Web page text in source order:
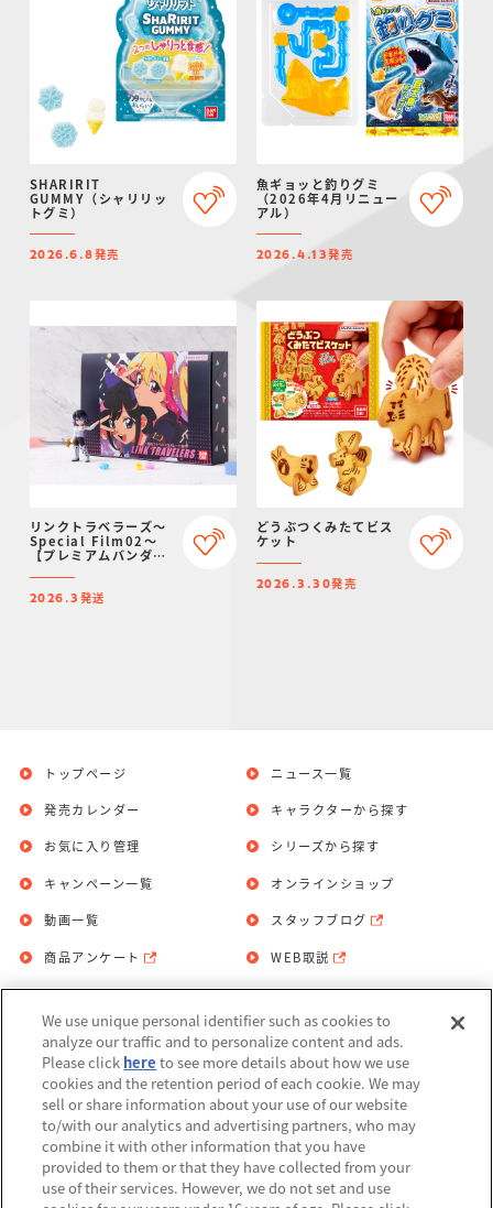
SHARIRIT
GUMMY（シャリリッ
トグミ）
2026.6.8発売
魚ギョッと釣りグミ
（2026年4月リニュー
アル）
2026.4.13発売
リンクトラベラーズ～
Special Film02～
【プレミアムバンダイ
2026.3 発送
どうぶつくみたてビス
ケット
2026.3.30発売
トップページ
発売カレンダー
お気に入り管理
ニュース一覧
キャラクターから探す
シリーズから探す
キャンペーン一覧
動画一覧
商品アンケート
オンラインショップ
スタッフブログ
WEB取説
お問い合わせ 個人情報保護方針
利用規約
Do Not Sell or Share My Personal
Information
アレルギー情報
We use unique personal identifier such as cookies to
analyze our traffic and to personalize content and ads.
Please click here to see more details about how we use
cookies and the retention period of each cookie. We may
sell or share information about your use of our website
to/with our analytics and advertising partners, who may
combine it with other information that you have
provided to them or that they have collected from your
use of their services. However, we do not set and use